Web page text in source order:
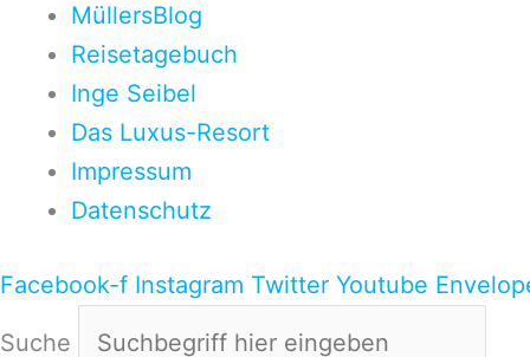
MüllersBlog
Reisetagebuch
Inge Seibel
Das Luxus-Resort
Impressum
Datenschutz
Facebook-f Instagram Twitter Youtube
Suche